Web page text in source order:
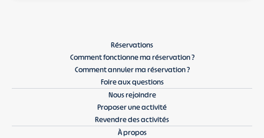
Réservations
Comment fonctionne ma réservation ?
Comment annuler ma réservation ?
Foire aux questions
Nous rejoindre
Proposer une activité
Revendre des activités
À propos